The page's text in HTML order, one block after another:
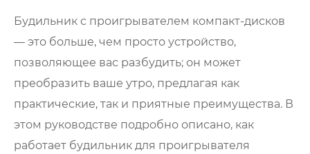
Будильник с проигрывателем компакт-дисков
— это больше, чем просто устройство,
позволяющее вас разбудить; он может
преобразить ваше утро, предлагая как
практические, так и приятные преимущества. В
этом руководстве подробно описано, как
работает будильник для проигрывателя